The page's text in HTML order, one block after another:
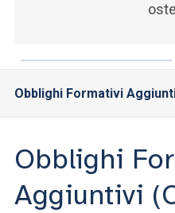
Obblighi Formativi
Obblighi
Aggiuntivi